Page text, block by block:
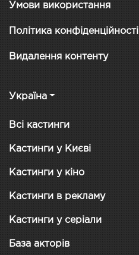
Умови використання
Політика конфіденційності
Видалення контенту
Україна
Всі кастинги
Кастинги у Києві
Кастинги у кіно
Кастинги в рекламу
Кастинги у серіали
База акторів